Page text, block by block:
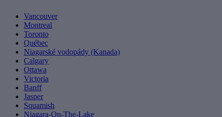
Vancouver
Montreal
Toronto
Québec
Niagarské vodopády (Kanada)
Calgary
Ottawa
Victoria
Banff
Jasper
Squamish
Niagara-On-The-Lake